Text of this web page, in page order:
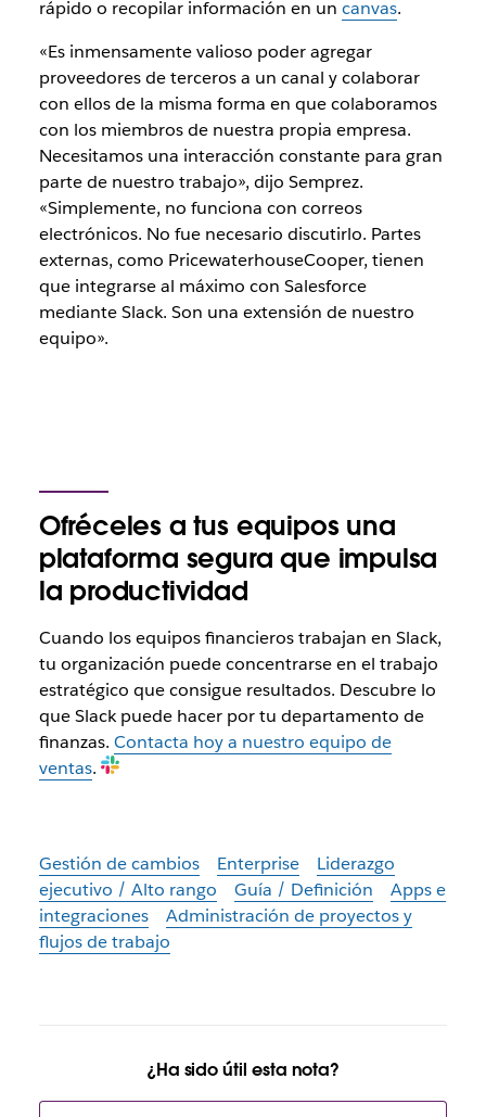
rápido o recopilar información en un canvas.
«Es inmensamente valioso poder agregar
proveedores de terceros a un canal y colaborar
con ellos de la misma forma en que colaboramos
con los miembros de nuestra propia empresa.
Necesitamos una interacción constante para gran
parte de nuestro trabajo», dijo Semprez.
«Simplemente, no funciona con correos
electrónicos. No fue necesario discutirlo. Partes
externas, como PricewaterhouseCooper, tienen
que integrarse al máximo con Salesforce
mediante Slack. Son una extensión de nuestro
equipo».
Ofréceles a tus equipos una
plataforma segura que impulsa
la productividad
Cuando los equipos financieros trabajan en Slack,
tu organización puede concentrarse en el trabajo
estratégico que consigue resultados. Descubre lo
que Slack puede hacer por tu departamento de
finanzas. Contacta hoy a nuestro equipo de
ventas.
Gestión de cambios Enterprise
Liderazgo
ejecutivo / Alto rango
Guía / Definición
Apps e
integraciones
Administración de proyectos y
flujos de trabajo
¿Ha sido útil esta nota?